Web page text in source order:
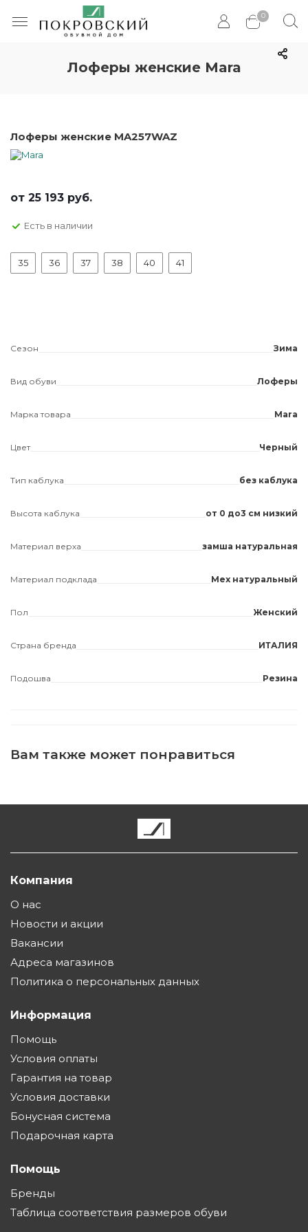
0
Лоферы женские Mara
Лоферы женские MA257WAZ
от 25 193 руб.
Есть в наличии
35 36 37 38 40 41
Сезон Зима
Вид обуви Лоферы
Марка товара Mara
Цвет Черный
Тип каблука без каблука
Высота каблука от 0 до3 см низкий
Материал верха замша натуральная
Материал подклада Мех натуральный
Пол Женский
Страна бренда ИТАЛИЯ
Подошва Резина
Вам также может понравиться
Компания
О нас
Новости и акции
Вакансии
Адреса магазинов
Политика о персональных данных
Информация
Помощь
Условия оплаты
Гарантия на товар
Условия доставки
Бонусная система
Подарочная карта
Помощь
Бренды
Таблица соответствия размеров обуви